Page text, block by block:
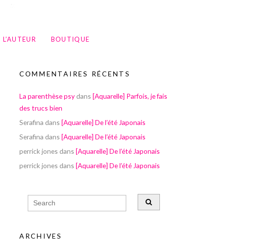
L’AUTEUR BOUTIQUE
COMMENTAIRES RÉCENTS
La parenthèse psy dans [Aquarelle] Parfois, je fais
des trucs bien
Serafina dans [Aquarelle] De l’été Japonais
Serafina dans [Aquarelle] De l’été Japonais
perrick jones dans [Aquarelle] De l’été Japonais
perrick jones dans [Aquarelle] De l’été Japonais
ARCHIVES